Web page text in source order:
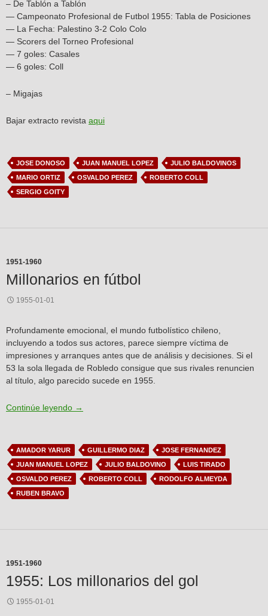
– De Tablón a Tablón
— Campeonato Profesional de Futbol 1955: Tabla de Posiciones
— La Fecha: Palestino 3-2 Colo Colo
— Scorers del Torneo Profesional
— 7 goles: Casales
— 6 goles: Coll
– Migajas
Bajar extracto revista aqui
JOSE DONOSO JUAN MANUEL LOPEZ
JULIO BALDOVINOS
MARIO ORTIZ
OSVALDO PEREZ
ROBERTO COLL
SERGIO GOITY
1951-1960
Millonarios en fútbol
1955-01-01
Profundamente emocional, el mundo futbolístico chileno,
incluyendo a todos sus actores, parece siempre víctima de
impresiones y arranques antes que de análisis y decisiones. Si el
53 la sola llegada de Robledo consigue que sus rivales renuncien
al título, algo parecido sucede en 1955.
Continúe leyendo Millonarios en fútbol
→
AMADOR YARUR GUILLERMO DIAZ
JOSE FERNANDEZ
JUAN MANUEL LOPEZ
JULIO BALDOVINO
LUIS TIRADO
OSVALDO PEREZ
ROBERTO COLL
RODOLFO ALMEYDA
RUBEN BRAVO
1951-1960
1955: Los millonarios del gol
1955-01-01